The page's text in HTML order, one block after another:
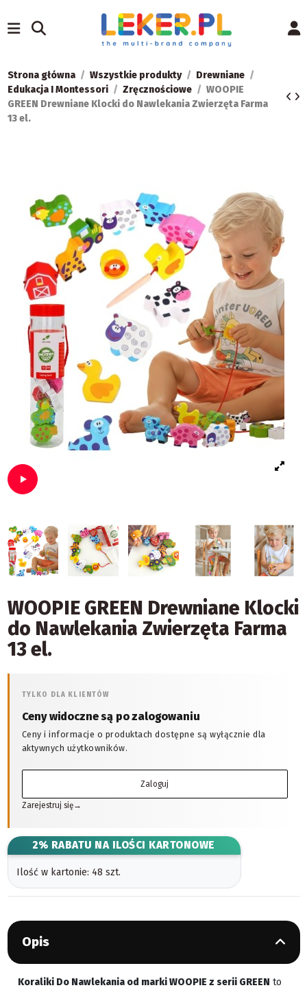
Strona główna Wszystkie produkty
Drewniane
Edukacja I Montessori
Zręcznościowe
WOOPIE
GREEN Drewniane Klocki do Nawlekania Zwierzęta Farma
13 el.
WOOPIE GREEN Drewniane Klocki
do Nawlekania Zwierzęta Farma
13 el.
TYLKO DLA KLIENTÓW
Ceny widoczne są po zalogowaniu
Ceny i informacje o produktach dostępne są wyłącznie dla
aktywnych użytkowników.
Zaloguj
Zarejestruj się→
2% RABATU NA ILOŚCI KARTONOWE
Ilość w kartonie: 48 szt.
Opis
Koraliki Do Nawlekania od marki WOOPIE z serii GREEN to